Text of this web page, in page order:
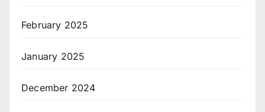
February 2025
January 2025
December 2024